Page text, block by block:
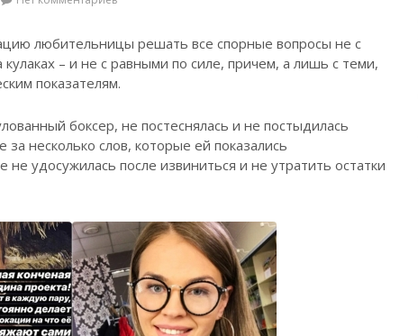
любительницы решать все спорные вопросы не с
– и не с равными по силе, причем, а лишь с теми,
показателям.
боксер, не постеснялась и не постыдилась
несколько слов, которые ей показались
удосужилась после извиниться и не утратить остатки